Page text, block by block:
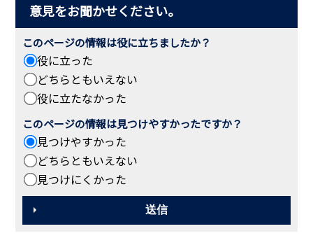
意見をお聞かせください。
このページの情報は役に立ちましたか？
役に立った
どちらともいえない
役に立たなかった
このページの情報は見つけやすかったですか？
見つけやすかった
どちらともいえない
見つけにくかった